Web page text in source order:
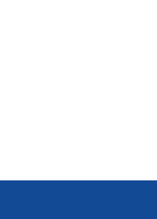
(13.12.1973 -